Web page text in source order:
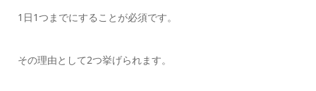
1日1つまでにすることが必須です。
その理由として2つ挙げられます。